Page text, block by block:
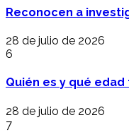
Reconocen a
28 de julio de 2026
6
Quién es y qué
28 de julio de 2026
7